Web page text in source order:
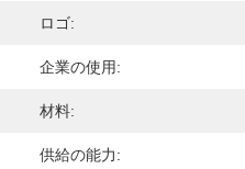
ロゴ:
企業の使用:
材料:
供給の能力: